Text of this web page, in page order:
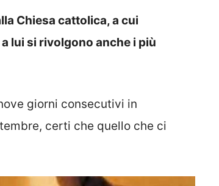
Chiesa cattolica, a cui
lui si rivolgono anche i più
giorni consecutivi in
certi che quello che ci